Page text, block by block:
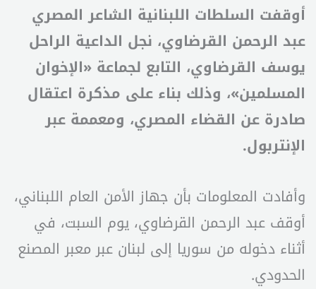
أوقفت السلطات اللبنانية الشاعر المصري
عبد الرحمن القرضاوي، نجل الداعية الراحل
يوسف القرضاوي، التابع لجماعة «الإخوان
المسلمين»، وذلك بناء على مذكرة اعتقال
صادرة عن القضاء المصري، ومعممة عبر
الإنتربول.
وأفادت المعلومات بأن جهاز الأمن العام اللبناني،
أوقف عبد الرحمن القرضاوي، يوم السبت، في
أثناء دخوله من سوريا إلى لبنان عبر معبر المصنع
الحدودي.